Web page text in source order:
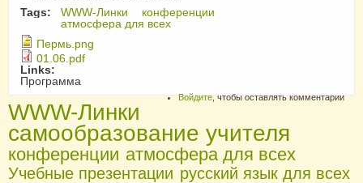
Tags:
WWW-Линки
конференции
атмосфера для всех
Пермь.png
01.06.pdf
Links:
Программа
Войдите, чтобы оставлять комментарии
WWW-Линки
самообразование учителя
конференции атмосфера для всех
Учебные презентации русский язык для всех